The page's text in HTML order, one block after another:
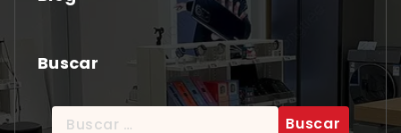
Buscar
Buscar: